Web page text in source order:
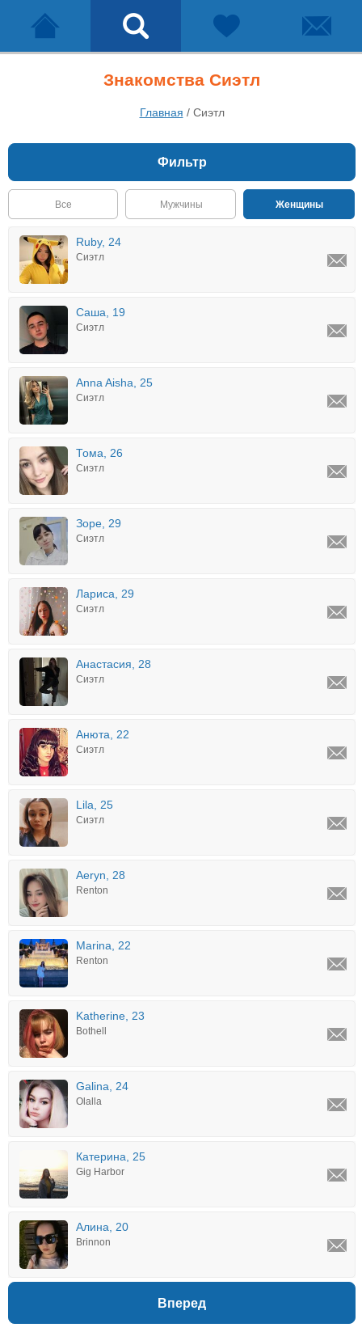
Знакомства Сиэтл
Главная / Сиэтл
Фильтр
Все Мужчины Женщины
Ruby, 24
Сиэтл
Саша, 19
Сиэтл
Anna Aisha, 25
Сиэтл
Тома, 26
Сиэтл
Зоре, 29
Сиэтл
Лариса, 29
Сиэтл
Анастасия, 28
Сиэтл
Анюта, 22
Сиэтл
Lila, 25
Сиэтл
Aeryn, 28
Renton
Marina, 22
Renton
Katherine, 23
Bothell
Galina, 24
Olalla
Катерина, 25
Gig Harbor
Алина, 20
Brinnon
Вперед